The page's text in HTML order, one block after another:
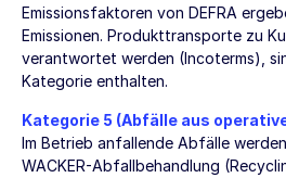
Emissionsfaktoren von DEFRA
Emissionen. Produkttransporte zu
verantwortet werden (Incoterms),
Kategorie enthalten.
Kategorie 5 (Abfälle aus
Im Betrieb anfallende Abfälle
WACKER-Abfallbehandlung